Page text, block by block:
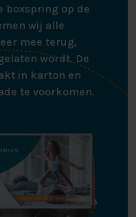
boxspring op de
wij alle
mee terug,
wordt. De
in karton en
te voorkomen.